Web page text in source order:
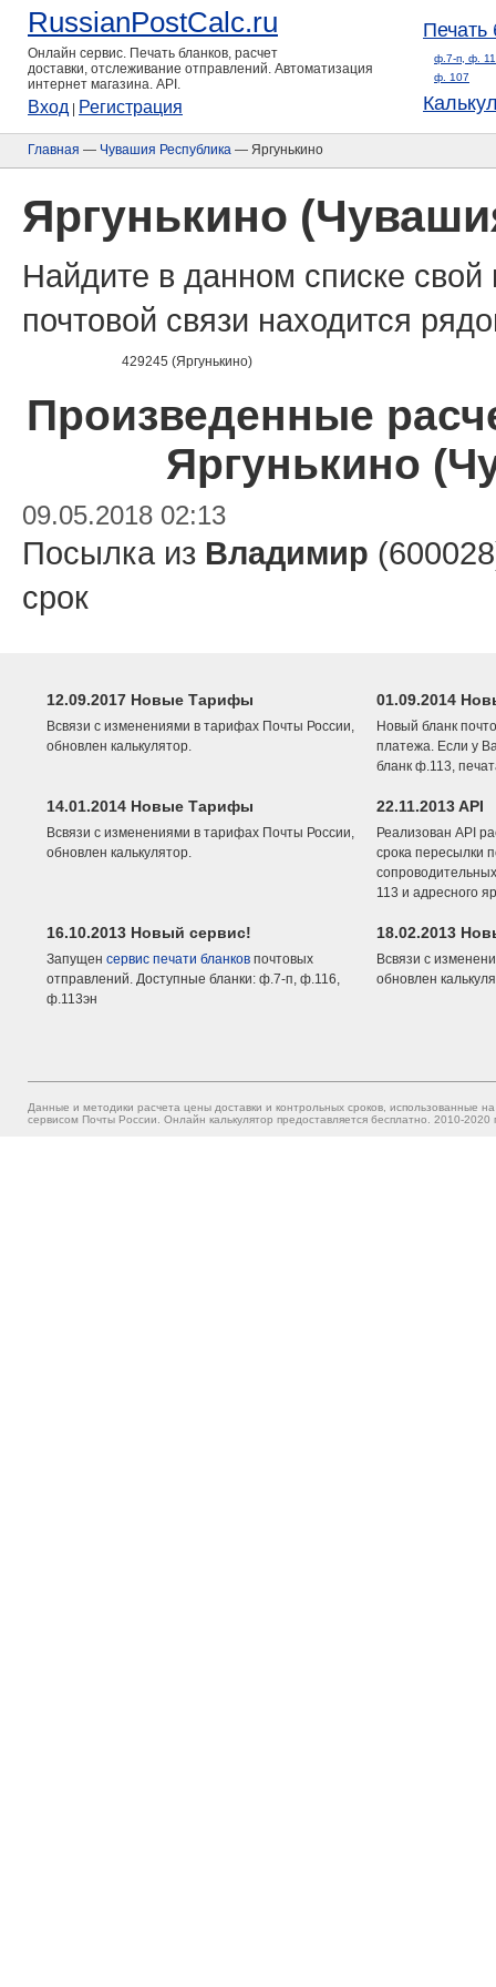
RussianPostCalc.ru
Онлайн сервис. Печать бланков, расчет
доставки, отслеживание отправлений. Автоматизация
интернет магазина. API.
Вход Регистрация
Печать
ф.7-п, ф.
ф. 107
Главная — Чувашия Республика — Яргунькино
Яргунькино
Найдите в данном списке
почтовой связи находится
429245 (Яргунькино)
Произведенные
Яргунькино
09.05.2018 02:13
Посылка из Владимир
срок
12.09.2017 Новые Тарифы
Всвязи с изменениями в тарифах Почты России,
обновлен калькулятор.
01.09.2014
Новый бланк
платежа. Если у
бланк ф.113,
14.01.2014 Новые Тарифы
Всвязи с изменениями в тарифах Почты России,
обновлен калькулятор.
22.11.2013 API
Реализован API
срока пересылки
113 и адресного
16.10.2013 Новый сервис!
Запущен сервис печати бланков почтовых
отправлений. Доступные бланки: ф.7-п, ф.116,
ф.113эн
18.02.2013
Всвязи с
обновлен
Данные и методики расчета цены доставки и контрольных сроков, использованные
сервисом Почты России. Онлайн калькулятор предоставляется бесплатно. 2010-2020